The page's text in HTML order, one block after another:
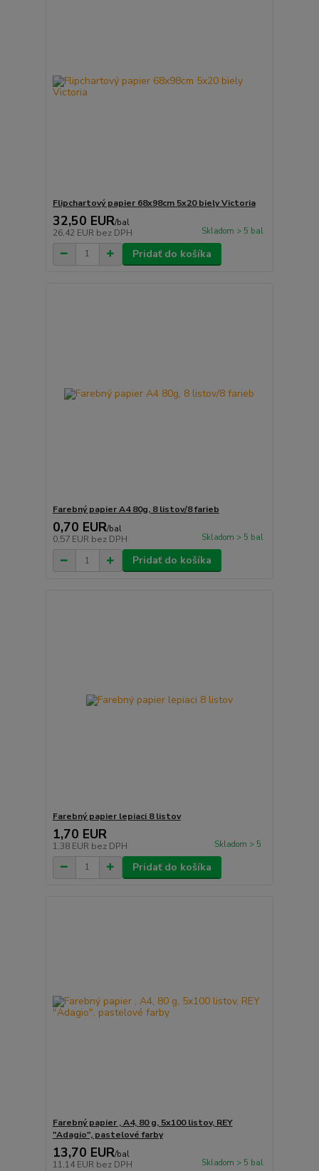
Flipchartový papier 68x98cm 5x20 biely Victoria
32,50 EUR/bal
26,42 EUR bez DPH Skladom > 5 bal
Pridať do košíka
Farebný papier A4 80g, 8 listov/8 farieb
0,70 EUR/bal
0,57 EUR bez DPH Skladom > 5 bal
Pridať do košíka
Farebný papier lepiaci 8 listov
1,70 EUR
1,38 EUR bez DPH Skladom > 5
Pridať do košíka
Farebný papier , A4, 80 g, 5x100 listov, REY
"Adagio", pastelové farby
13,70 EUR/bal
11,14 EUR bez DPH Skladom > 5 bal